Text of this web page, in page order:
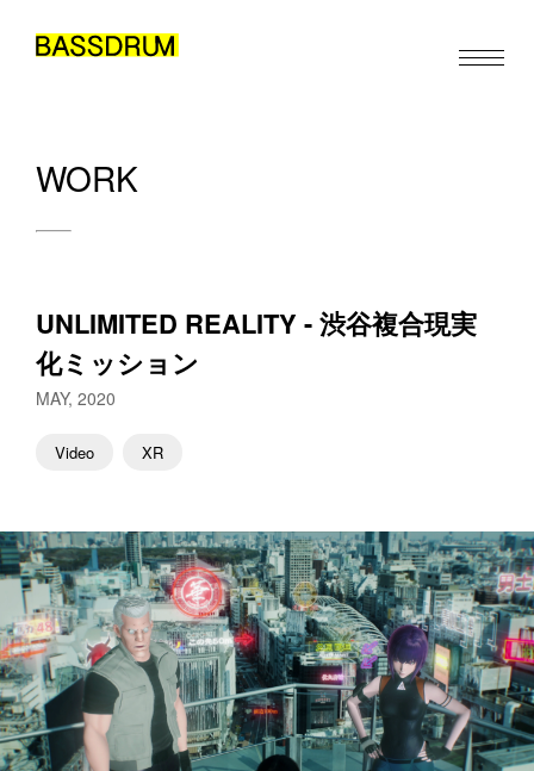
ABOUT
MEMBERS
NEWS/EVENTS
CONTACT
WORK
UNLIMITED REALITY - 渋谷複合現実
化ミッション
MAY, 2020
Video XR